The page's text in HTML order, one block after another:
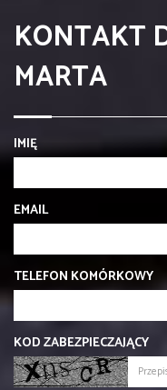
KONTAKT
MARTA
IMIĘ
EMAIL
TELEFON KOMÓRKOWY
KOD ZABEZPIECZAJĄCY